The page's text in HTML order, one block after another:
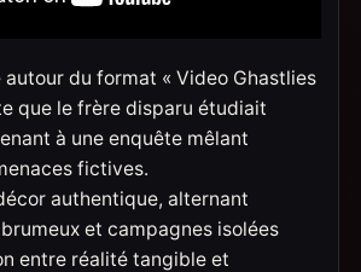
du format « Video Ghastlies
que le frère disparu étudiait
à une enquête mêlant
fictives.​
authentique, alternant
et campagnes isolées
entre réalité tangible et